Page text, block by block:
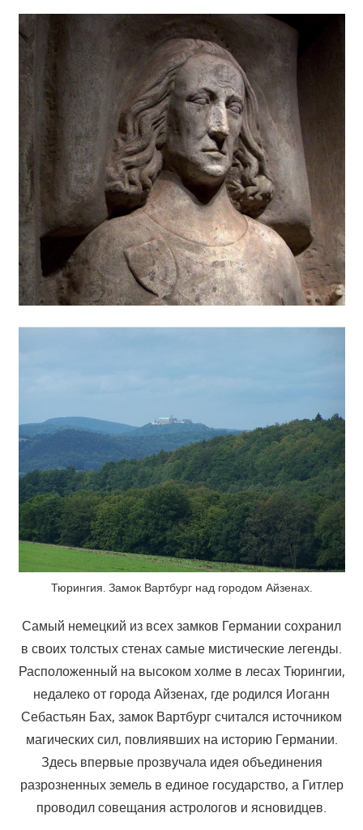
Тюрингия. Замок Вартбург над городом Айзенах.
Самый немецкий из всех замков Германии сохранил
в своих толстых стенах самые мистические легенды.
Расположенный на высоком холме в лесах Тюрингии,
недалеко от города Айзенах, где родился Иоганн
Себастьян Бах, замок Вартбург считался источником
магических сил, повлиявших на историю Германии.
Здесь впервые прозвучала идея объединения
разрозненных земель в единое государство, а Гитлер
проводил совещания астрологов и ясновидцев.